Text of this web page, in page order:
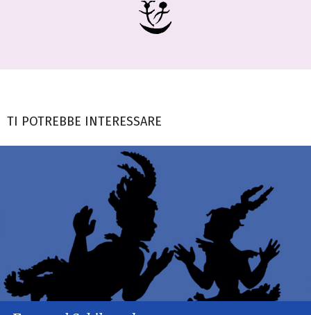
TI POTREBBE INTERESSARE